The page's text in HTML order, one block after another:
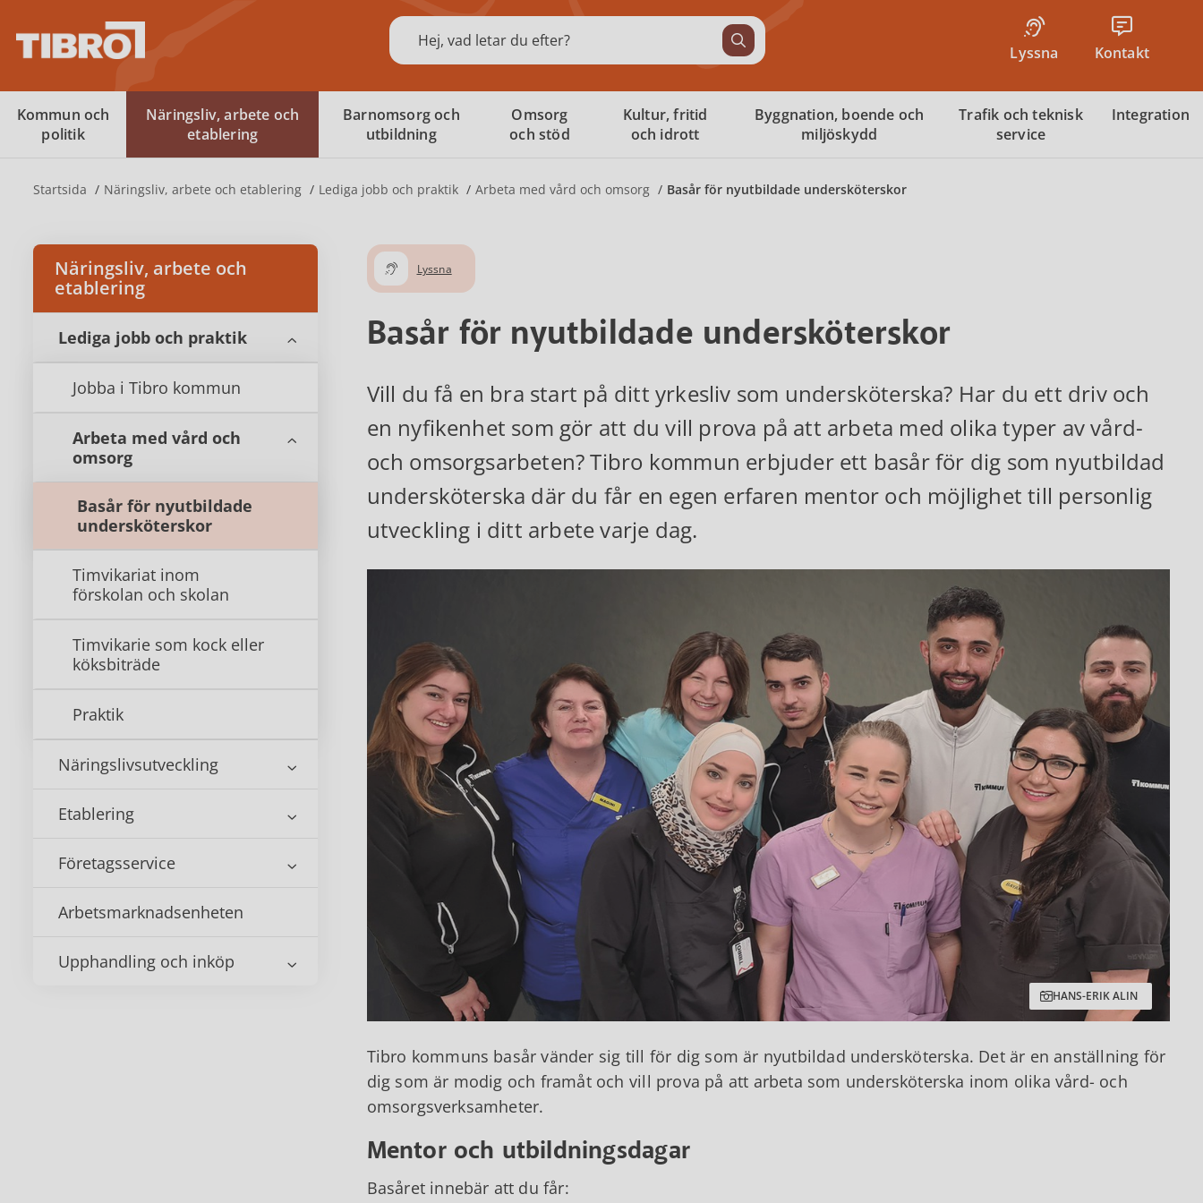
Sök
Lyssna Kontakt
Kommun och
politik
Näringsliv, arbete och
etablering
Barnomsorg och
utbildning
Omsorg
och stöd
Kultur, fritid
och idrott
Byggnation, boende och
miljöskydd
Trafik och teknisk
service
Integration
Startsida Näringsliv, arbete och etablering Lediga jobb och praktik Arbeta med vård och omsorg Basår för nyutbildade undersköterskor
Näringsliv, arbete och
etablering
Lediga jobb och praktik
Jobba i Tibro kommun
Arbeta med vård och
omsorg
Basår för nyutbildade
undersköterskor
Timvikariat inom
förskolan och skolan
Timvikarie som kock eller
köksbiträde
Praktik
Näringslivsutveckling
Etablering
Företagsservice
Arbetsmarknadsenheten
Upphandling och inköp
Lyssna
Basår för nyutbildade undersköterskor
Vill du få en bra start på ditt yrkesliv som undersköterska? Har du ett driv och
en nyfikenhet som gör att du vill prova på att arbeta med olika typer av vård-
och omsorgsarbeten? Tibro kommun erbjuder ett basår för dig som nyutbildad
undersköterska där du får en egen erfaren mentor och möjlighet till personlig
utveckling i ditt arbete varje dag.
HANS-ERIK ALIN
Tibro kommuns basår vänder sig till för dig som är nyutbildad undersköterska. Det är en anställning för
dig som är modig och framåt och vill prova på att arbeta som undersköterska inom olika vård- och
omsorgsverksamheter.
Mentor och utbildningsdagar
Basåret innebär att du får: